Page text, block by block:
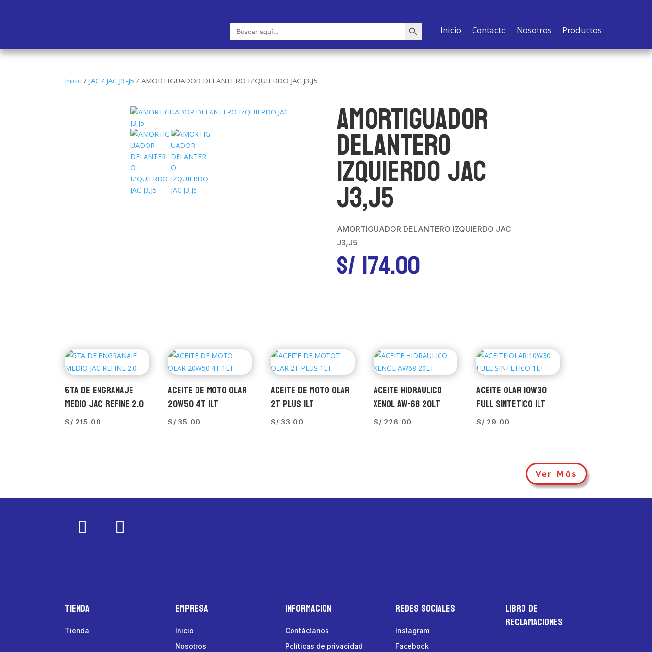
Buscar: Botón de búsqueda
Inicio Contacto Nosotros Productos
Inicio / JAC / JAC J3-J5 /AMORTIGUADOR DELANTERO IZQUIERDO JAC J3,J5
AMORTIGUADOR
DELANTERO
IZQUIERDO JAC
J3,J5
AMORTIGUADOR DELANTERO IZQUIERDO JAC
J3,J5
S/174.00
5TA DE ENGRANAJE
MEDIO JAC REFINE 2.0
S/ 215.00
ACEITE DE MOTO OLAR
20W50 4T 1LT
S/ 35.00
ACEITE DE MOTO OLAR
2T PLUS 1LT
S/ 33.00
ACEITE HIDRAULICO
XENOL AW-68 20LT
S/ 226.00
ACEITE OLAR 10W30
FULL SINTETICO 1LT
S/ 29.00
Ver Más
Tienda
Tienda
Empresa
Inicio
Nosotros
Informacion
Contáctanos
Políticas de privacidad
Redes Sociales
Instagram
Facebook
LIBRO DE
RECLAMACIONES